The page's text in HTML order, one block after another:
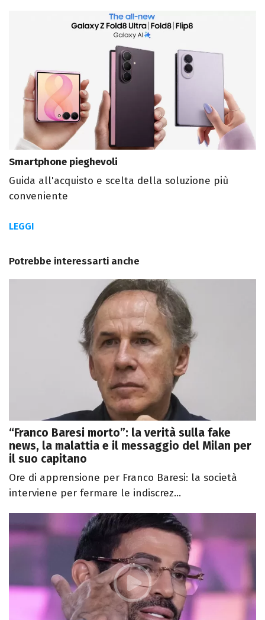
Smartphone pieghevoli
Guida all'acquisto e scelta della soluzione più
conveniente
LEGGI
Potrebbe interessarti anche
“Franco Baresi morto”: la verità sulla fake
news, la malattia e il messaggio del Milan per
il suo capitano
Ore di apprensione per Franco Baresi: la società
interviene per fermare le indiscrez...